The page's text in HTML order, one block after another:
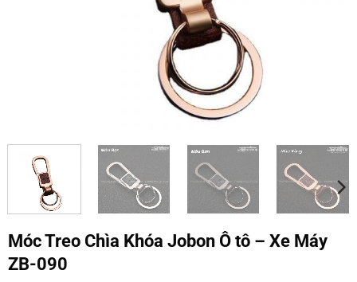
Móc Treo Chìa Khóa Jobon Ô tô – Xe Máy
ZB-090